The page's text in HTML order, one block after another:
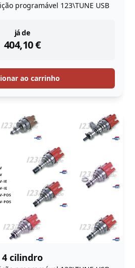
programável 123\TUNE USB
já de
404,10€
instock
ao carrinho
4 cilindro